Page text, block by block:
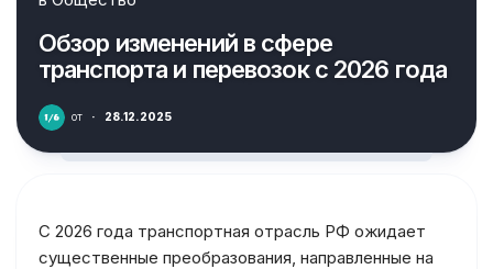
Обзор изменений в сфере
транспорта и перевозок с 2026 года
от · 28.12.2025
С 2026 года транспортная отрасль РФ ожидает
существенные преобразования, направленные на